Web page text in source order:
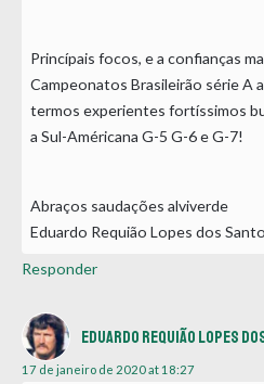
Princípais focos, e a confianças
Campeonatos Brasileirão série A
termos experientes fortíssimos
a Sul-Américana G-5 G-6 e G-7!
Abraços saudações alviverde
Eduardo Requião Lopes dos
Responder
Eduardo Requião Lopes
17 de janeiro de 2020 at 18:27